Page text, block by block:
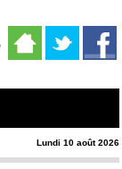
Lundi 10 août 2026